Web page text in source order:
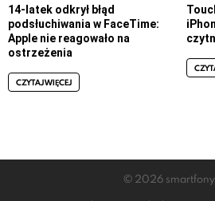
14-latek odkrył błąd
podsłuchiwania w FaceTime:
Apple nie reagowało na
ostrzeżenia
CZYTAJ WIĘCEJ
© 2026